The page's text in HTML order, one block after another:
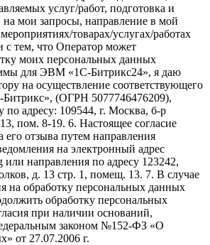
услуг/работ, подготовка и
на мои запросы, направление в мой
товарах/услугах/работах
с тем, что Оператор может
моих персональных данных
для ЭВМ «1С-Битрикс24», я даю
на осуществление соответствующего
(ОГРН 5077746476209),
по адресу: 109544, г. Москва, б-р
пом. 8-19. 6. Настоящее согласие
его отзыва путем направления
на электронный адрес
или направления по адресу 123242,
д. 13 стр. 1, помещ. 13. 7. В случае
на обработку персональных данных
обработку персональных
при наличии оснований,
законом №152-ФЗ «О
от 27.07.2006 г.